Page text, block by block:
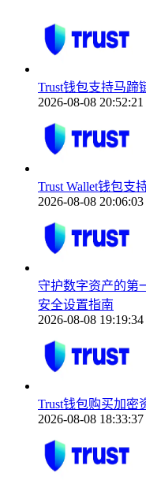
Trust钱包支持马蹄
2026-08-08 20:52:21
Trust Wallet钱包支
2026-08-08 20:06:03
守护数字资产的第
安全设置指南
2026-08-08 19:19:34
Trust钱包购买加密
2026-08-08 18:33:37